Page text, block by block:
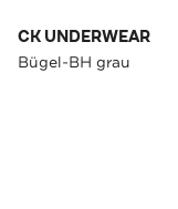
CK UNDERWEAR
Bügel-BH grau